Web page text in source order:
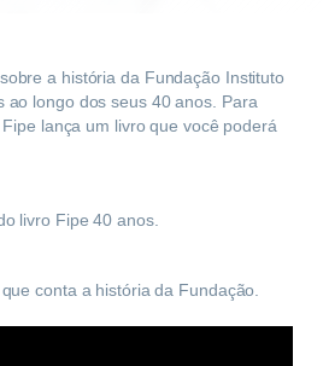
a história da Fundação Instituto
ao longo dos seus 40 anos. Para
lança um livro que você poderá
livro Fipe 40 anos.
conta a história da Fundação.